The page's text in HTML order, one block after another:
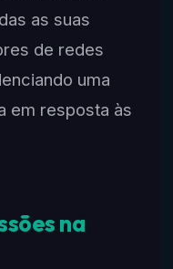
as suas
de redes
uma
em resposta às
na